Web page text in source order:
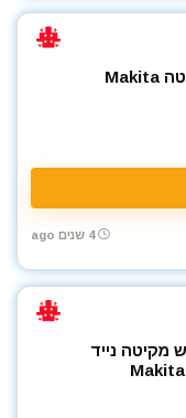
שואב אבק נייד מקיטה Makita
4 שנים ago
מקיטה נייד
Makita